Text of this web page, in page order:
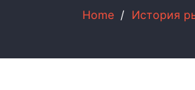
Home История